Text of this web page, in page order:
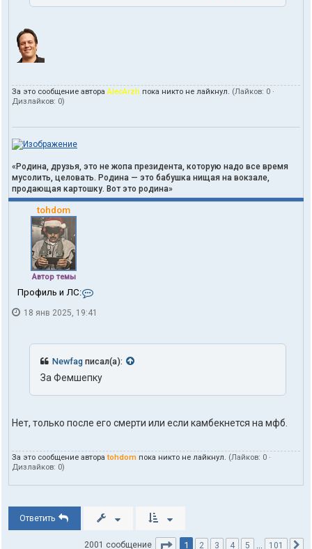
За это сообщение автораAlecArzh пока никто не лайкнул. (Лайков: 0 ·
Дизлайков: 0)
«Родина, друзья, это не жопа президента, которую надо все время
мусолить, целовать. Родина — это бабушка нищая на вокзале,
продающая картошку. Вот это родина»
tohdom
Автор темы
Профиль и ЛС:
н
к
т
п
з
а
o
18 янв 2025, 19:41
Newfag писал(а):
За Фемшепку
Нет, только после его смерти или если камбекнется на мфб.
За это сообщение автораtohdom пока никто не лайкнул. (Лайков: 0 ·
Дизлайков: 0)
Ответить
2001 сообщение Страница 1из 101
1 2 3 4 5 … 101